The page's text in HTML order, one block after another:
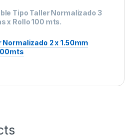
Tipo Taller Normalizado 3
x Rollo 100 mts.
Normalizado 2 x 1.50mm